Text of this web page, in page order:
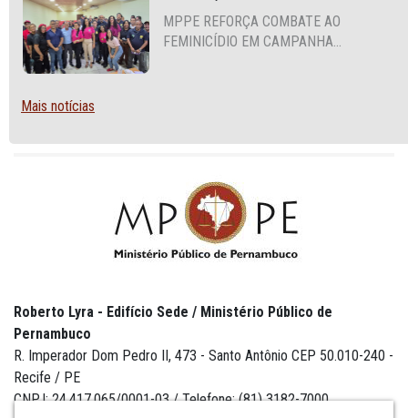
MPPE REFORÇA COMBATE AO
FEMINICÍDIO EM CAMPANHA
Mais notícias
Roberto Lyra - Edifício Sede / Ministério Público de
Pernambuco
R. Imperador Dom Pedro II, 473 - Santo Antônio CEP 50.010-240 -
Recife / PE
CNPJ: 24.417.065/0001-03 / Telefone: (81) 3182-7000